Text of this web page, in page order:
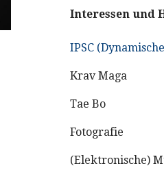
Interessen und
IPSC
Krav Maga
Tae Bo
Fotografie
(Elektronische)